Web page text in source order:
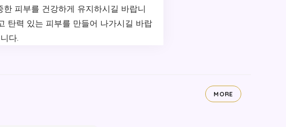
피부를 건강하게 유지하시길 바랍니
탄력 있는 피부를 만들어 나가시길 바랍
다.
MORE